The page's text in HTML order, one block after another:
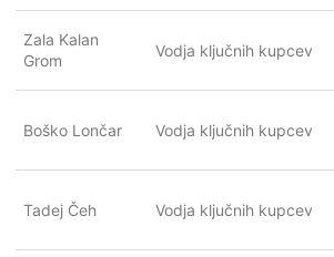
Zala Kalan
Grom
Vodja ključnih kupcev
Boško Lončar Vodja ključnih kupcev
Tadej Čeh Vodja ključnih kupcev